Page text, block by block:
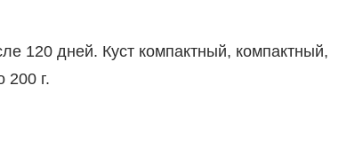
120 дней. Куст компактный, компактный,
200 г.